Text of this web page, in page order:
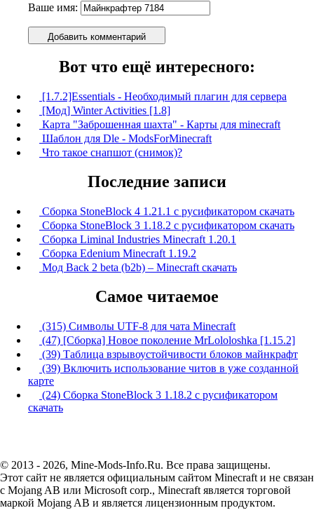
Ваше имя:
Добавить комментарий
Вот что ещё интересного:
[1.7.2]Essentials - Необходимый плагин для сервера
[Мод] Winter Activities [1.8]
Карта "Заброшенная шахта" - Карты для minecraft
Шаблон для Dle - ModsForMinecraft
Что такое снапшот (снимок)?
Последние записи
Сборка StoneBlock 4 1.21.1 с русификатором скачать
Сборка StoneBlock 3 1.18.2 с русификатором скачать
Сборка Liminal Industries Minecraft 1.20.1
Сборка Edenium Minecraft 1.19.2
Мод Back 2 beta (b2b) – Minecraft скачать
Самое читаемое
(315) Символы UTF-8 для чата Minecraft
(47) [Сборка] Новое поколение MrLololoshka [1.15.2]
(39) Таблица взрывоустойчивости блоков майнкрафт
(39) Включить использование читов в уже созданной
карте
(24) Сборка StoneBlock 3 1.18.2 с русификатором
скачать
© 2013 - 2026, Mine-Mods-Info.Ru. Все права защищены.
Этот сайт не является официальным сайтом Minecraft и не связан
с Mojang AB или Microsoft corp., Minecraft является торговой
маркой Mojang AB и является лицензионным продуктом.